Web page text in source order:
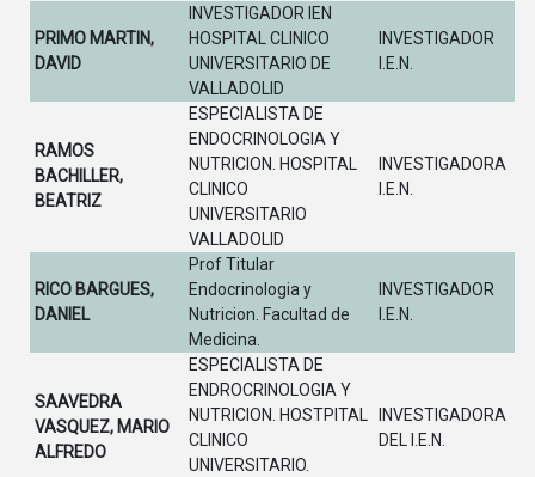
PRIMO MARTIN,
DAVID
INVESTIGADOR IEN
HOSPITAL CLINICO
UNIVERSITARIO DE
VALLADOLID
INVESTIGADOR
I.E.N.
RAMOS
BACHILLER,
BEATRIZ
ESPECIALISTA DE
ENDOCRINOLOGIA Y
NUTRICION. HOSPITAL
CLINICO
UNIVERSITARIO
VALLADOLID
INVESTIGADORA
I.E.N.
RICO BARGUES,
DANIEL
Prof Titular
Endocrinologia y
Nutricion. Facultad de
Medicina.
INVESTIGADOR
I.E.N.
SAAVEDRA
VASQUEZ, MARIO
ALFREDO
ESPECIALISTA DE
ENDROCRINOLOGIA Y
NUTRICION. HOSTPITAL
CLINICO
UNIVERSITARIO.
INVESTIGADORA
DEL I.E.N.